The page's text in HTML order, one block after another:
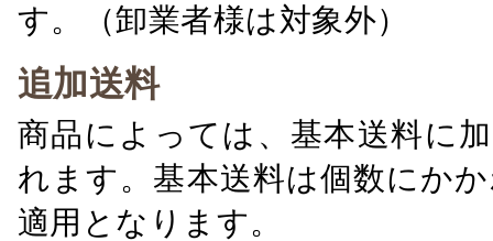
す。（卸業者様は対象外）
追加送料
商品によっては、基本送料に
れます。基本送料は個数にか
適用となります。